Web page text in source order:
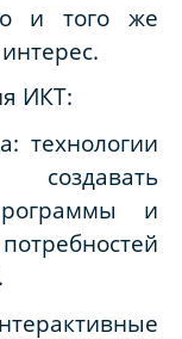
и того же
ИКТ:
технологии
и